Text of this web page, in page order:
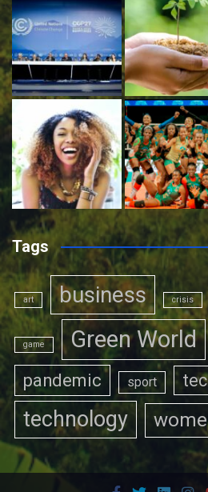
Tags
art business crisis
game Green World
pandemic sport
technology